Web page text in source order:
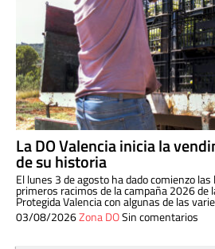
La DO Valencia inicia la
de su historia
El lunes 3 de agosto ha dado comienzo
primeros racimos de la campaña 2026 de
Protegida Valencia con algunas de las
03/08/2026Zona DOSin comentarios